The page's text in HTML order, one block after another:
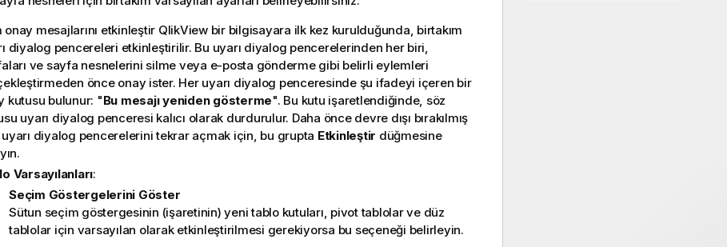
onay mesajlarını etkinleştir QlikView bir bilgisayara ilk kez kurulduğunda, birtakım
diyalog pencereleri etkinleştirilir. Bu uyarı diyalog pencerelerinden her biri,
ve sayfa nesnelerini silme veya e-posta gönderme gibi belirli eylemleri
önce onay ister. Her uyarı diyalog penceresinde şu ifadeyi içeren bir
kutusu bulunur: "Bu mesajı yeniden gösterme". Bu kutu işaretlendiğinde, söz
uyarı diyalog penceresi kalıcı olarak durdurulur. Daha önce devre dışı bırakılmış
diyalog pencerelerini tekrar açmak için, bu grupta Etkinleştir düğmesine
Varsayılanları:
Seçim Göstergelerini Göster
Sütun seçim göstergesinin (işaretinin) yeni tablo kutuları, pivot tablolar ve düz
tablolar için varsayılan olarak etkinleştirilmesi gerekiyorsa bu seçeneği belirleyin.